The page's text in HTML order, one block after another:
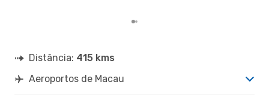
Distância: 415 kms
Aeroportos de Macau